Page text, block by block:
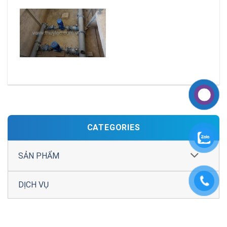
CATEGORIES
SẢN PHẨM
DỊCH VỤ